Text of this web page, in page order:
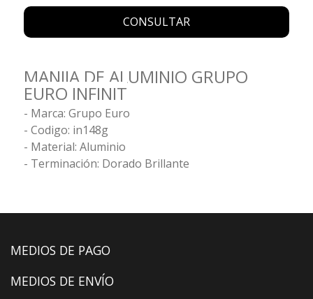
CONSULTAR
MANIJA DE ALUMINIO GRUPO
EURO INFINIT
- Marca: Grupo Euro
- Codigo: in148g
- Material: Aluminio
- Terminación: Dorado Brillante
MEDIOS DE PAGO
MEDIOS DE ENVÍO